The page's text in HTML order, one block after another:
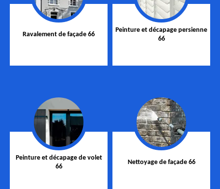
Ravalement de façade 66
Peinture et décapage persienne
66
Peinture et décapage de volet
66
Nettoyage de façade 66